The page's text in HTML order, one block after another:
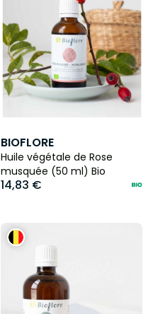
BIOFLORE
Huile végétale de Rose
musquée (50 ml) Bio
14,83 €